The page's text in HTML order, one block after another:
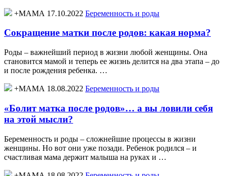
+МАМА 17.10.2022 Беременность и роды
Сокращение матки после родов: какая норма?
Роды – важнейший период в жизни любой женщины. Она
становится мамой и теперь ее жизнь делится на два этапа – до
и после рождения ребенка. …
+МАМА 18.08.2022 Беременность и роды
«Болит матка после родов»… а вы ловили себя
на этой мысли?
Беременность и роды – сложнейшие процессы в жизни
женщины. Но вот они уже позади. Ребенок родился – и
счастливая мама держит малыша на руках и …